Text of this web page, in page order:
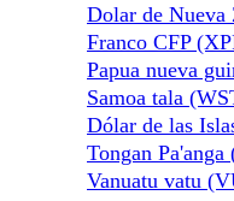
Dolar de
Franco CFP
Papua nueva
Samoa tala
Dólar de las
Tongan Pa'anga
Vanuatu vatu